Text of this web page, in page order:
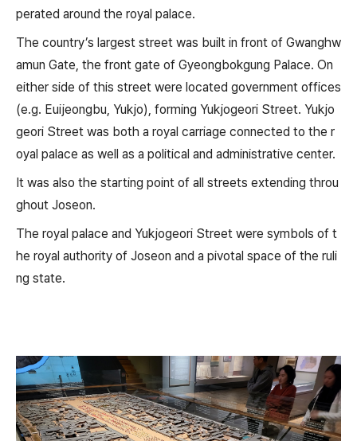
perated around the royal palace.
The country’s largest street was built in front of Gwanghw
amun Gate, the front gate of Gyeongbokgung Palace. On
either side of this street were located government offices
(e.g. Euijeongbu, Yukjo), forming Yukjogeori Street. Yukjo
geori Street was both a royal carriage connected to the r
oyal palace as well as a political and administrative center.
It was also the starting point of all streets extending throu
ghout Joseon.
The royal palace and Yukjogeori Street were symbols of t
he royal authority of Joseon and a pivotal space of the ruli
ng state.